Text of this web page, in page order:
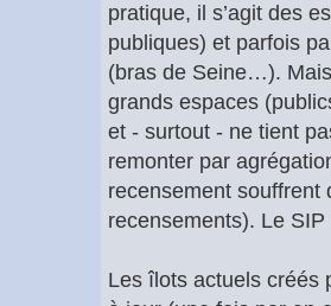
pratique, il s’agit des
publiques) et parfois
(bras de Seine…).
grands espaces
et - surtout - ne tient
remonter par
recensement souffrent
recensements). Le
Les îlots actuels créés